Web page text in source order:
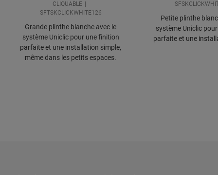
CLIQUABLE
SFTSKCLICKWHITE126
Grande plinthe blanche avec le
système Uniclic pour une finition
parfaite et une installation simple,
même dans les petits espaces.
Petite plinthe
système Uniclic
parfaite et une